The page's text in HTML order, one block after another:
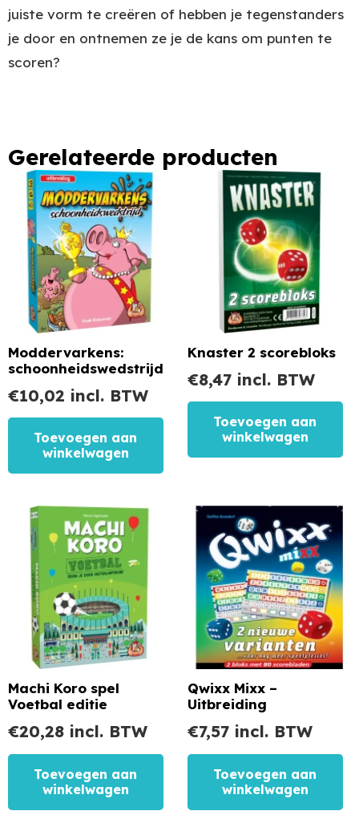
juiste vorm te creëren of hebben je tegenstanders
je door en ontnemen ze je de kans om punten te
scoren?
Gerelateerde producten
Moddervarkens:
schoonheidswedstrijd
€10,02 incl. BTW
Toevoegen aan
winkelwagen
Knaster 2 scorebloks
€8,47 incl. BTW
Toevoegen aan
winkelwagen
Machi Koro spel
Voetbal editie
€20,28 incl. BTW
Toevoegen aan
winkelwagen
Qwixx Mixx –
Uitbreiding
€7,57 incl. BTW
Toevoegen aan
winkelwagen